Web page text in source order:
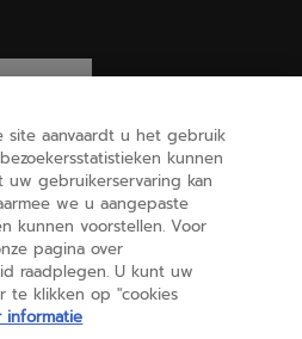
site aanvaardt u het gebruik
kunnen
gebruikerservaring kan
we u aangepaste
kunnen voorstellen. Voor
pagina over
raadplegen. U kunt uw
te klikken op "cookies
informatie